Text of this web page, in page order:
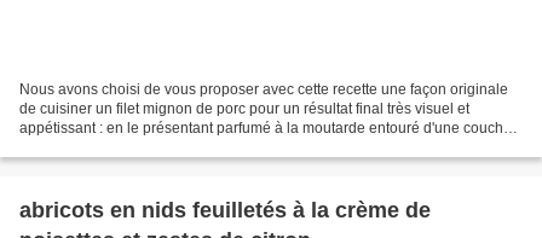
Nous avons choisi de vous proposer avec cette recette une façon originale
de cuisiner un filet mignon de porc pour un résultat final très visuel et
appétissant : en le présentant parfumé à la moutarde entouré d'une couche
abricots en nids feuilletés à la crème de